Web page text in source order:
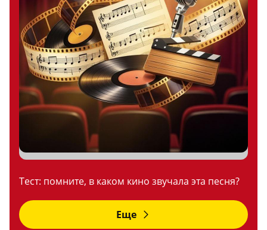
Тест: помните, в каком кино звучала эта песня?
Еще